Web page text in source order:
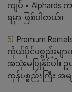
ကျပ် •
ရမှာ ဖြစ်ပါတယ်။
5) Premium
ကိုယ်ပိုင်ပစ္စည်းများ
အသုံးမပြုနိုင်ပါ။ ဥပ
ကုန်ပစ္စည်းကြီး အမျ